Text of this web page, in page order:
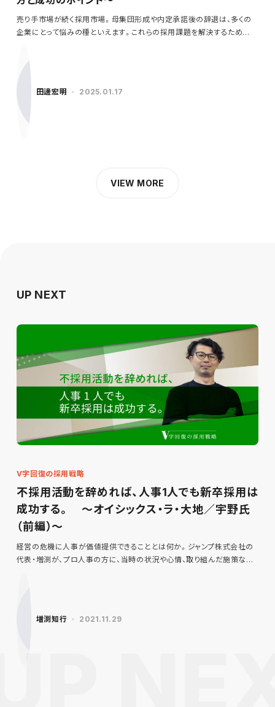
売り手市場が続く採用市場。母集団形成や内定承諾後の辞退は、多くの
企業にとって悩みの種といえます。これらの採用課題を解決するため
田邊宏明 2025.01.17
VIEW MORE
UP NEXT
V字回復の採用戦略
不採用活動を辞めれば、人事1人でも新卒採用は
成功する。 ～オイシックス・ラ・大地／宇野氏
（前編）～
経営の危機に人事が価値提供できることとは何か。ジャンプ株式会社の
代表・増渕が、プロ人事の方に、当時の状況や心情、取り組んだ施策な…
増渕知行 2021.11.29